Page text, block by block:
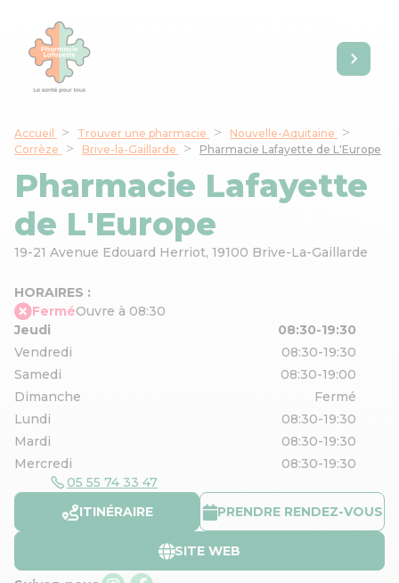
Accueil Trouver une pharmacie
Nouvelle-Aquitaine
Corrèze
Brive-la-Gaillarde Pharmacie Lafayette de L'Europe
Pharmacie Lafayette
de L'Europe
19-21 Avenue Edouard Herriot, 19100 Brive-La-Gaillarde
HORAIRES :
FerméOuvre à 08:30
Jeudi
08:30-19:30
Vendredi
08:30-19:30
Samedi
08:30-19:00
Dimanche
Fermé
Lundi
08:30-19:30
Mardi
08:30-19:30
Mercredi
08:30-19:30
05 55 74 33 47
ITINÉRAIRE
PRENDRE RENDEZ-VOUS
SITE WEB